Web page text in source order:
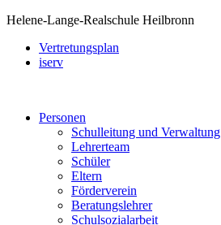
Helene-Lange-Realschule Heilbronn
Vertretungsplan
iserv
Personen
Schulleitung und Verwaltung
Lehrerteam
Schüler
Eltern
Förderverein
Beratungslehrer
Schulsozialarbeit